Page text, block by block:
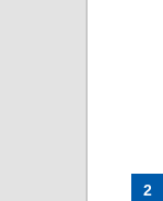
2